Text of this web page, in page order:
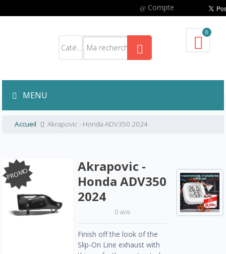
Compte
0
MENU
Accueil Akrapovic - Honda ADV350 2024
PROMO
Akrapovic -
Honda ADV350
2024
0 avis
Finish off the look of the
Slip-On Line exhaust with